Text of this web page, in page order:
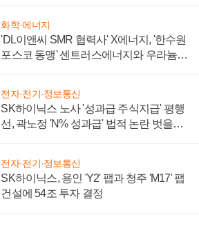
화학·에너지
'DL이앤씨 SMR 협력사' X에너지, '한수원
포스코 동맹' 센트러스에너지와 우라늄
전자·전기·정보통신
SK하이닉스 노사 '성과급 주식지급' 평행
선, 곽노정 'N% 성과급' 법적 논란 벗을지
전자·전기·정보통신
SK하이닉스, 용인 'Y2' 팹과 청주 'M17' 팹
건설에 54조 투자 결정